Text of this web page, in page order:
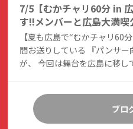
7/5【むかチャリ60分 in
す!!メンバーと広島大満喫
【夏も広島で“むかチャリ60
間お送りしている 『パンサ
が、 今回は舞台を広島に移し
ブロ